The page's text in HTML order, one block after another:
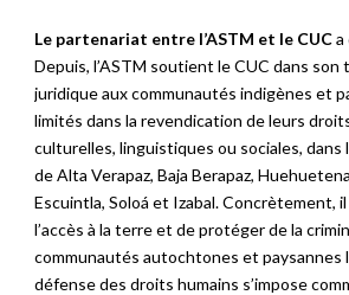
Le partenariat entre l’ASTM et le CUCa
Depuis, l’ASTM soutient le CUC dans son
juridique aux communautés indigènes et
limités dans la revendication de leurs
culturelles, linguistiques ou sociales,
de Alta Verapaz, Baja Berapaz,
Escuintla, Soloá et Izabal. Concrètement, il
l’accès à la terre et de protéger de la
communautés autochtones et paysannes
défense des droits humains s’impose